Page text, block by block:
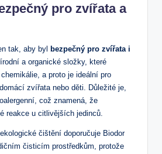
pro zvířata a
tak, aby byl bezpečný pro zvířata i
a organické složky, které
a proto je ideální pro
zvířata nebo děti. Důležité je,
což znamená, že
reakce u citlivějších jedinců.
čištění doporučuje Biodor
čisticím prostředkům, protože